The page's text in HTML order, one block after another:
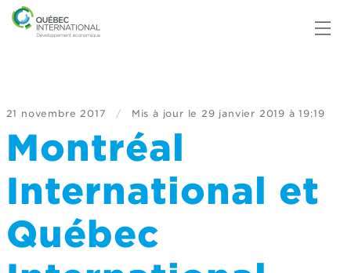
21 novembre 2017 / Mis à jour le 29 janvier 2019 à 19:19
Montréal
International et
Québec